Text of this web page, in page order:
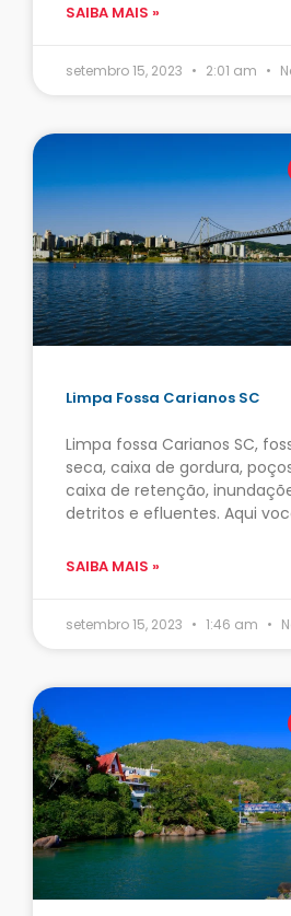
SAIBA MAIS »
setembro 15, 2023 2:01 am
Limpa Fossa Carianos SC
Limpa fossa Carianos SC,
seca, caixa de gordura,
caixa de retenção,
detritos e efluentes. Aqui
SAIBA MAIS »
setembro 15, 2023 1:46 am